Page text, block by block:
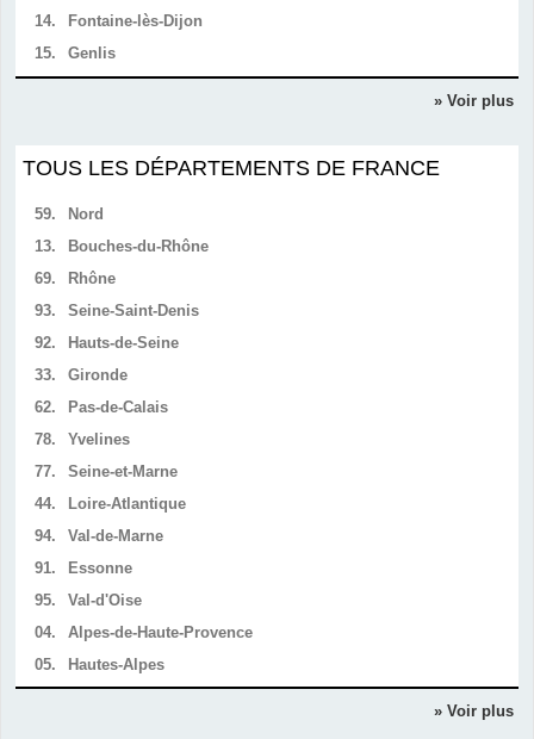
14.
Fontaine-lès-Dijon
15.
Genlis
» Voir plus
TOUS LES DÉPARTEMENTS DE FRANCE
59.
Nord
13.
Bouches-du-Rhône
69.
Rhône
93.
Seine-Saint-Denis
92.
Hauts-de-Seine
33.
Gironde
62.
Pas-de-Calais
78.
Yvelines
77.
Seine-et-Marne
44.
Loire-Atlantique
94.
Val-de-Marne
91.
Essonne
95.
Val-d'Oise
04.
Alpes-de-Haute-Provence
05.
Hautes-Alpes
» Voir plus